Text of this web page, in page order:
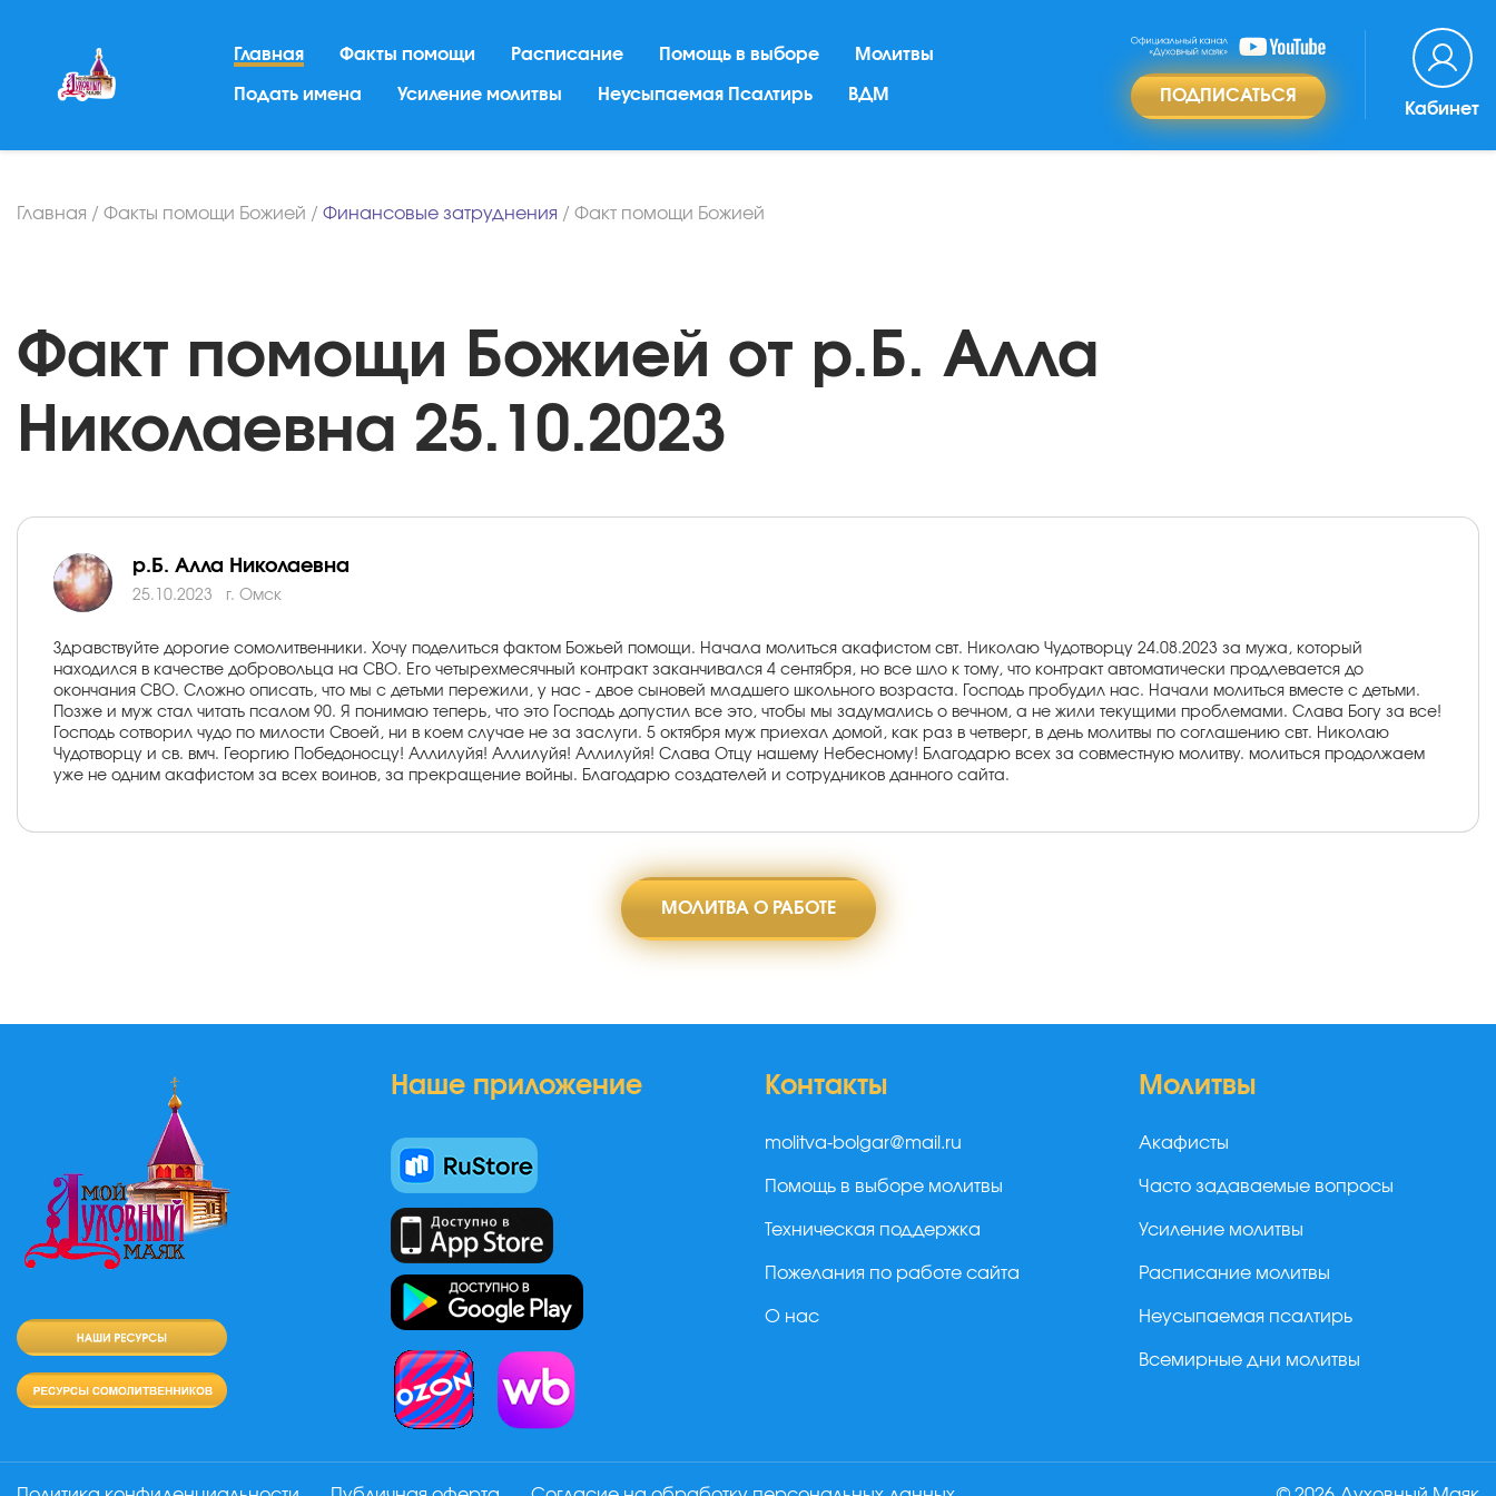
Главная Факты помощи Расписание Помощь в выборе Молитвы
Подать имена Усиление молитвы Неусыпаемая Псалтирь ВДМ ПОДПИСАТЬСЯ
Кабинет
Главная / Факты помощи Божией / Финансовые затруднения / Факт помощи Божией
Факт помощи Божией от р.Б. Алла
Николаевна 25.10.2023
р.Б. Алла Николаевна
25.10.2023 г. Омск
Здравствуйте дорогие сомолитвенники. Хочу поделиться фактом Божьей помощи. Начала молиться акафистом свт. Николаю Чудотворцу 24.08.2023 за мужа, который
находился в качестве добровольца на СВО. Его четырехмесячный контракт заканчивался 4 сентября, но все шло к тому, что контракт автоматически продлевается до
окончания СВО. Сложно описать, что мы с детьми пережили, у нас - двое сыновей младшего школьного возраста. Господь пробудил нас. Начали молиться вместе с детьми.
Позже и муж стал читать псалом 90. Я понимаю теперь, что это Господь допустил все это, чтобы мы задумались о вечном, а не жили текущими проблемами. Слава Богу за все!
Господь сотворил чудо по милости Своей, ни в коем случае не за заслуги. 5 октября муж приехал домой, как раз в четверг, в день молитвы по соглашению свт. Николаю
Чудотворцу и св. вмч. Георгию Победоносцу! Аллилуйя! Аллилуйя! Аллилуйя! Слава Отцу нашему Небесному! Благодарю всех за совместную молитву. молиться продолжаем
уже не одним акафистом за всех воинов, за прекращение войны. Благодарю создателей и сотрудников данного сайта.
МОЛИТВА О РАБОТЕ
Наше приложение Контакты
molitva-bolgar@mail.ru
Помощь в выборе молитвы
Техническая поддержка
Пожелания по работе сайта
О нас
Молитвы
Акафисты
Часто задаваемые вопросы
Усиление молитвы
Расписание молитвы
Неусыпаемая псалтирь
Всемирные дни молитвы